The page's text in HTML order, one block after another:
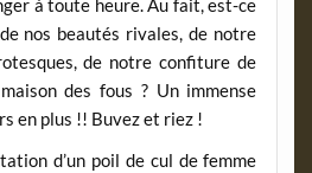
à toute heure. Au fait, est-ce
nos beautés rivales, de notre
de notre confiture de
des fous ? Un immense
en plus !! Buvez et riez !
d’un poil de cul de femme